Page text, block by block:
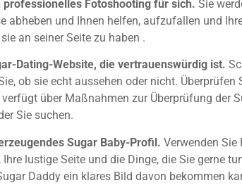
Fotoshooting für sich. Sie
abheben und Ihnen helfen, aufzufallen und
an seiner Seite zu haben .
Dating-Website, die vertrauenswürdig ist.
ob sie echt aussehen oder nicht.
über Maßnahmen zur Überprüfung der
Sie suchen.
Sugar Baby-Profil. Verwenden Sie
lustige Seite und die Dinge, die Sie gerne
Daddy ein klares Bild davon bekommen